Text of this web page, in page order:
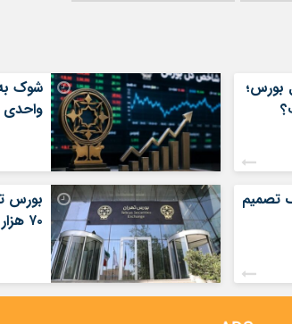
واحدی
تصمیم
بورس
۷۰ هزار واحدی شاخص کل